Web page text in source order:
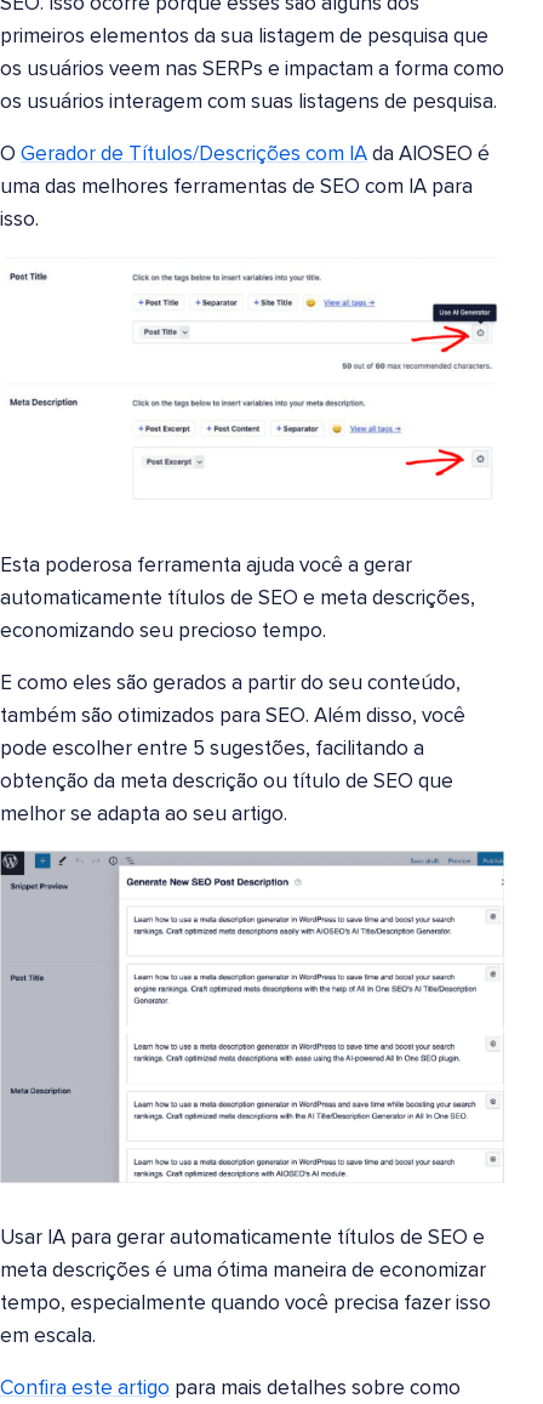
SEO. Isso ocorre porque esses são alguns dos
primeiros elementos da sua listagem de pesquisa que
os usuários veem nas SERPs e impactam a forma como
os usuários interagem com suas listagens de pesquisa.
O Gerador de Títulos/Descrições com IA da AIOSEO é
uma das melhores ferramentas de SEO com IA para
isso.
Esta poderosa ferramenta ajuda você a gerar
automaticamente títulos de SEO e meta descrições,
economizando seu precioso tempo.
E como eles são gerados a partir do seu conteúdo,
também são otimizados para SEO. Além disso, você
pode escolher entre 5 sugestões, facilitando a
obtenção da meta descrição ou título de SEO que
melhor se adapta ao seu artigo.
Usar IA para gerar automaticamente títulos de SEO e
meta descrições é uma ótima maneira de economizar
tempo, especialmente quando você precisa fazer isso
em escala.
Confira este artigo para mais detalhes sobre como